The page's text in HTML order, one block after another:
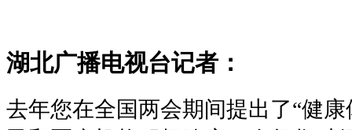
湖北广播电视台记者：
去年您在全国两会期间提出了“健